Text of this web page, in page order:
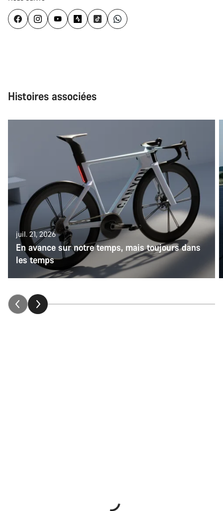
Histoires associées
juil. 21, 2026
En avance sur notre temps, mais toujours dans
les temps